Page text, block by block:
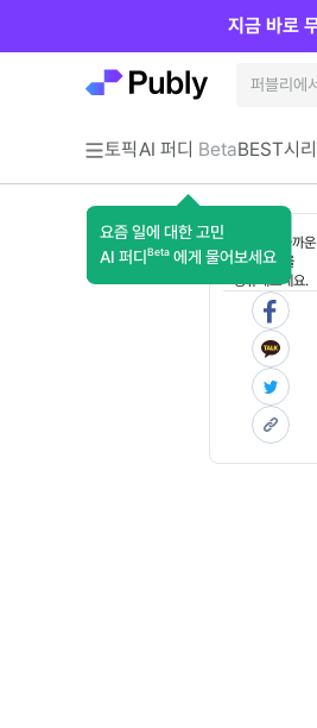
토픽AI 퍼디 Beta
요즘 일에 대한 고민
AI 퍼디 Beta 에게 물어보세요
BEST시
지금 바로
혼자 보기 아까운
콘텐츠를
공유해보세요.